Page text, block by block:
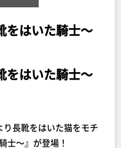
はいた騎士～
はいた騎士～
長靴をはいた猫をモチ
士～』が登場！